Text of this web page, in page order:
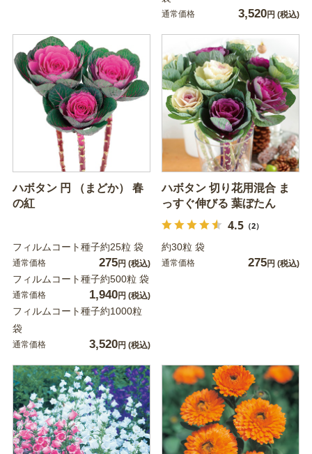
通常価格 3,520円 (税込)
ハボタン 円 （まどか） 春
の紅
フィルムコート種子約25粒 袋
通常価格 275円 (税込)
フィルムコート種子約500粒 袋
通常価格 1,940円 (税込)
フィルムコート種子約1000粒
袋
通常価格 3,520円 (税込)
ハボタン 切り花用混合 ま
っすぐ伸びる 葉ぼたん
4.5（2）
約30粒 袋
通常価格 275円 (税込)